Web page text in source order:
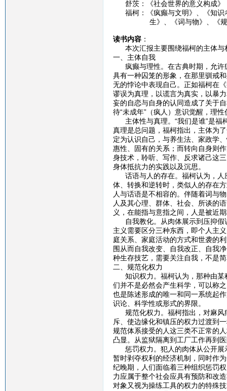
舒茨：《社会世界的意义构成》
福柯：《疯癫与文明》、《知识
生》、《词与物》、《规训
读书内容：
本次汇报主要围绕福柯的主体与
一、主体自我
疯癫与理性。在古典时期，允许
具有一种囚笼的形象，在那里驯戒
无的悖论中表现自己。正如福柯在
谬误为真理，以谎言为真实，以暴
妄的自恋与自身的认同造成了关于
待“未成年”（疯人）意识觉醒，理
主体性与真理。“我们是谁”是福
真理是总问题，福柯指出，主体为
定为认识自己，与养生法、家政学
惠性、固有的关系；而转向自身则
身技术，聆听、写作、反求诸己这
身体抵抗力的实践以及沉思。
话语与人的存在。福柯认为，人
体、转换和逆转时，类似人的存在
人与话语是不相容的。伴随着词与
人及其心理、群体、社会、所谈的
义，在能指与意指之间，人是被近
自我教化。从肉体展示到压抑假
主义需要区分三种东西，即个人主
庭关系、家庭活动的方式和世袭的
围从而自我改变、自我改正、自我
种生存技艺，需要关注自我，不是
二、规范化权力
知识权力。福柯认为，那种由某
们并不是必然会产生科学，可以称
也是陈述形成的唯一和同一系统起
识论、科学性或形式的界限。
规范化权力。福柯指出，对麻风
斥、使边缘化和镇压的权力过渡到
规范体系接受的人这三类不正常的
凸显。从监狱隔离到工厂工作再到
惩罚权力。犯人的肉体从公开展
暂时剥夺权利的经济机制，同时作
纪晚期，人们面临着三种组织惩罚
力应属于整个社会应具有预防和改
对象又视为操练工具的权力的特殊